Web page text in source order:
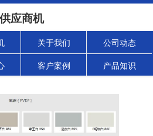
供应商机
关于我们 公司动态
客户案例 产品知识